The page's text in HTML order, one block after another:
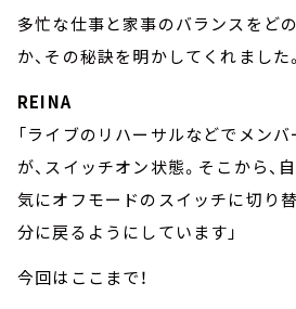
多忙な仕事と家事のバランスをど
か、その秘訣を明かしてくれました。
REINA
「ライブのリハーサルなどでメン
が、スイッチオン状態。そこから、
気にオフモードのスイッチに切り
分に戻るようにしています」
今回はここまで！